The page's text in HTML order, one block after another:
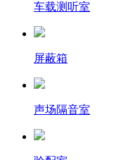
车载测听室
屏蔽箱
声场隔音室